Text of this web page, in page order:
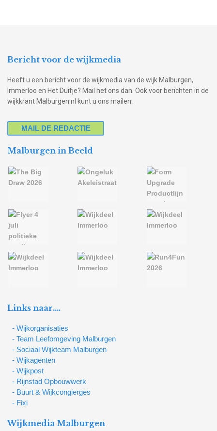
Bericht voor de wijkmedia
Heeft u een bericht voor de wijkmedia van de wijk Malburgen,
Immerloo en Het Duifje? Mail het ons dan. Ook voor berichten in de
wijkkrant Malburgen.nl kunt u ons mailen.
MAIL DE REDACTIE
Malburgen in Beeld
Links naar….
- Wijkorganisaties
- Team Leefomgeving Malburgen
- Sociaal Wijkteam Malburgen
- Wijkagenten
- Wijkpost
- Rijnstad Opbouwwerk
- Buurt & Wijkcongierges
- Fixi
Wijkmedia Malburgen